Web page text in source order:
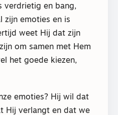
verdrietig en bang,
zijn emoties en is
weet Hij dat zijn
om samen met Hem
het goede kiezen,
emoties? Hij wil dat
Hij verlangt en dat we